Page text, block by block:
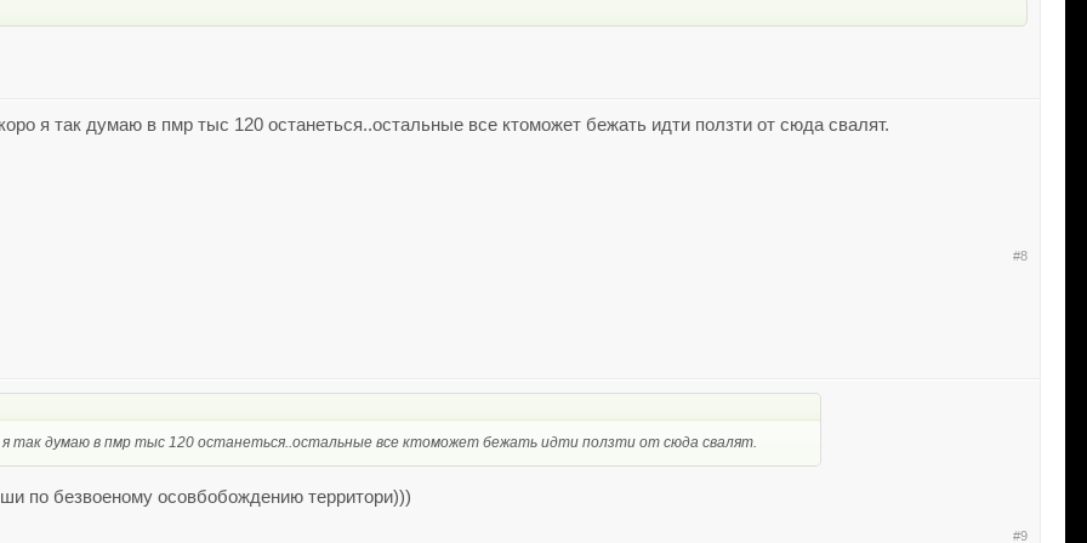
я так думаю в пмр тыс 120 останеться..остальные все ктоможет бежать идти ползти от сюда свалят.
#8
я так думаю в пмр тыс 120 останеться..остальные все ктоможет бежать идти ползти от сюда свалят.
по безвоеному осовбобождению территори)))
#9